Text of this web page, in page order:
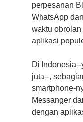
perpesanan
WhatsApp
waktu
aplikasi
Di
juta--,
smartphone-
Messanger
dengan